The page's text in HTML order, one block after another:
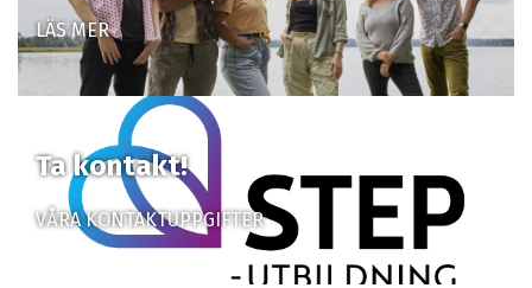
LÄS MER
Ta kontakt!
VÅRA KONTAKTUPPGIFTER